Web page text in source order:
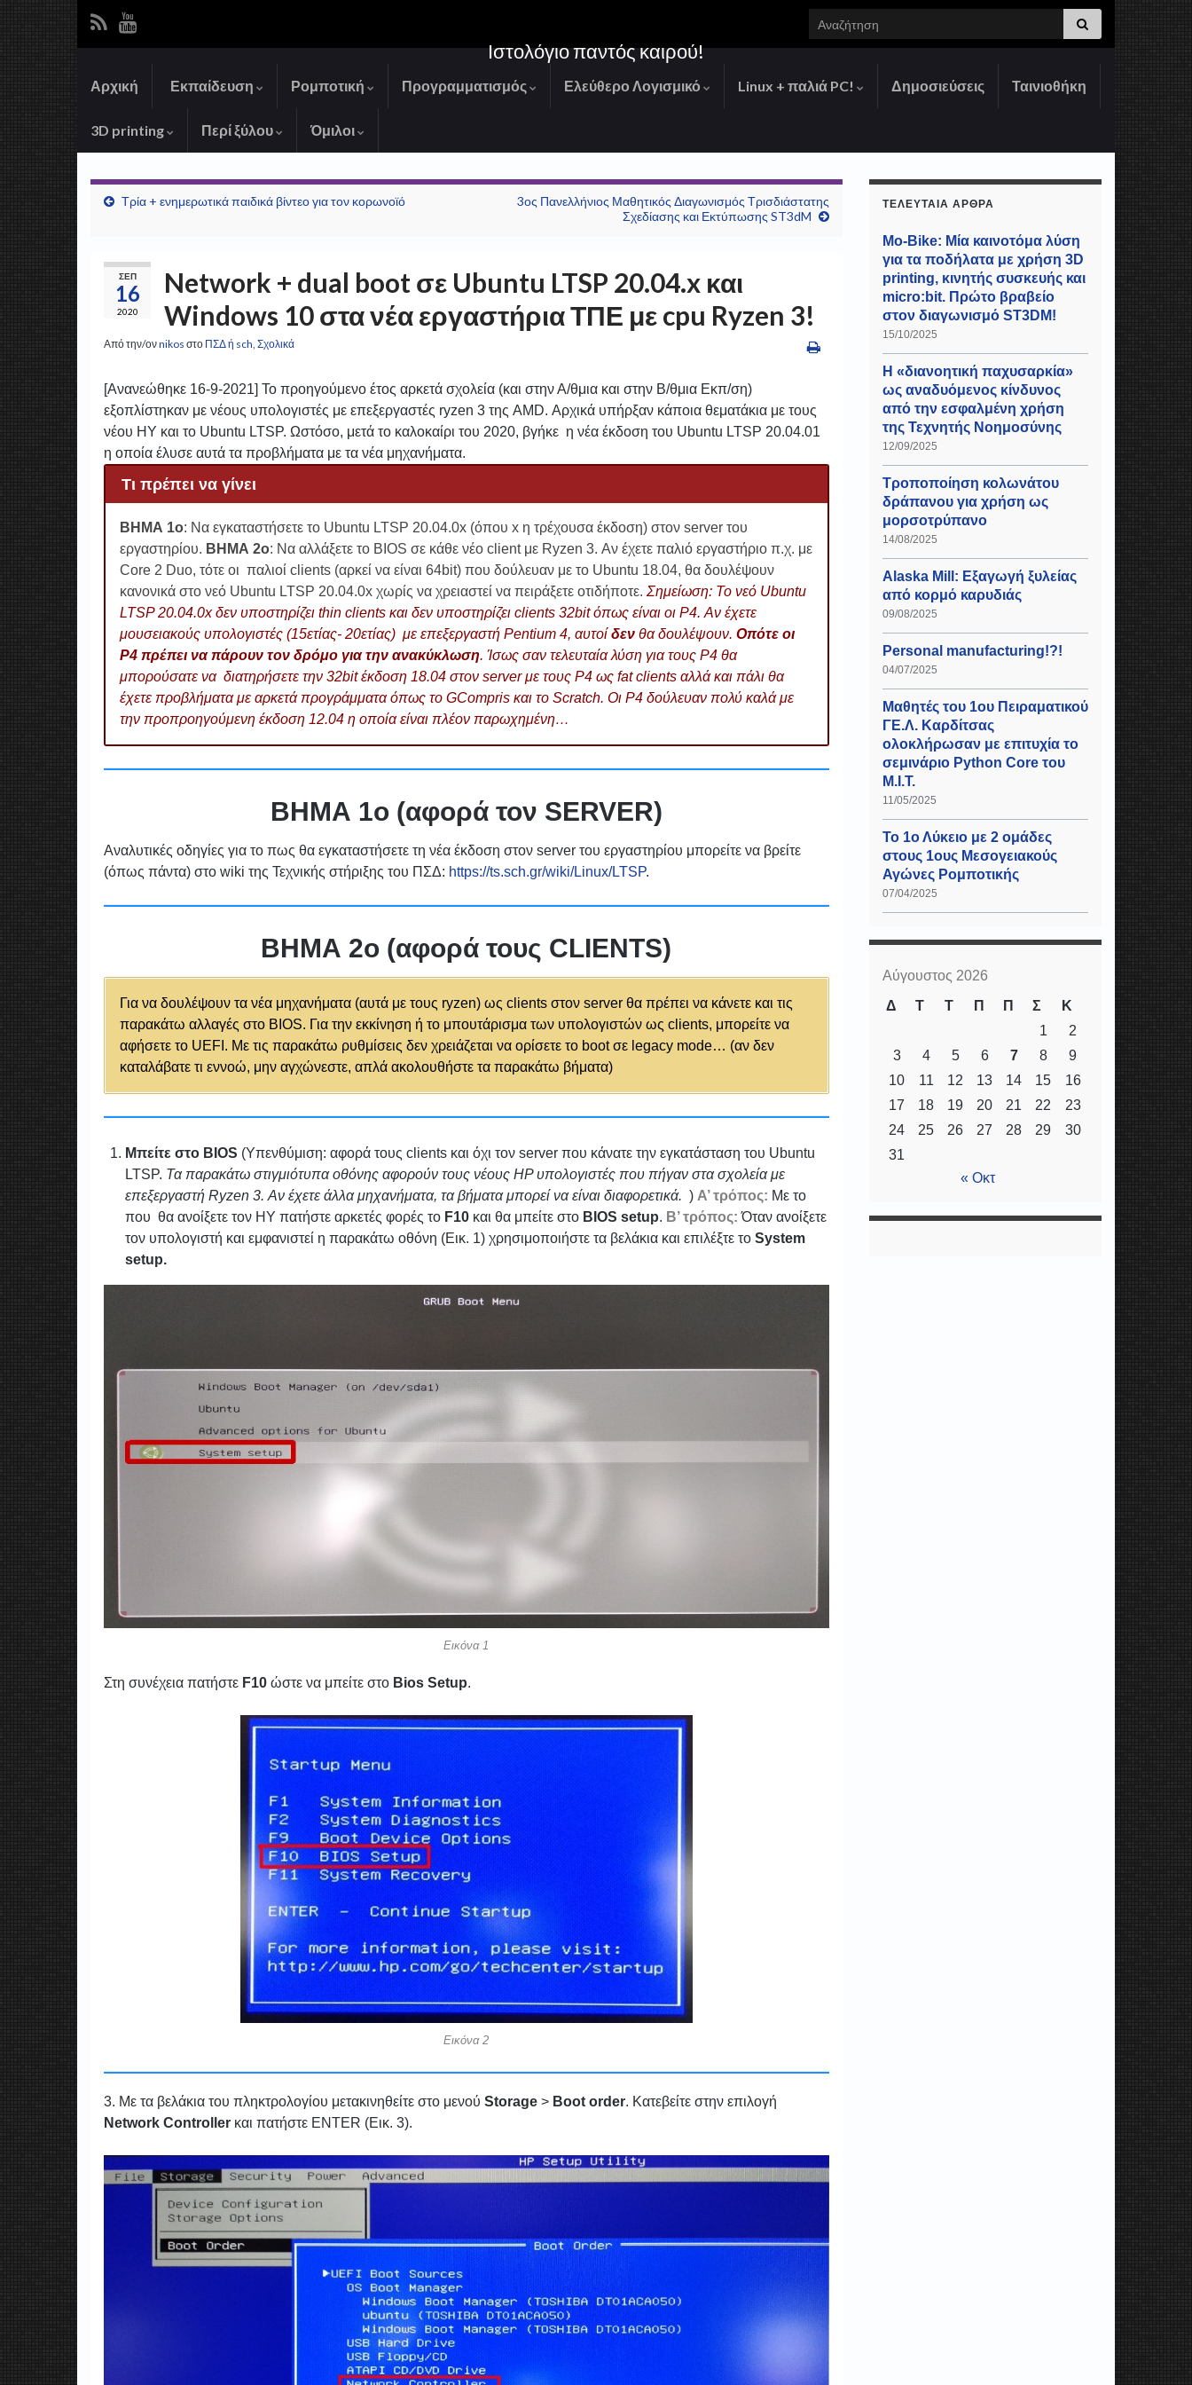
Search for:
Ιστολόγιο παντός καιρού!
Αρχική Εκπαίδευση Ρομποτική Προγραμματισμός Ελεύθερο Λογισμικό Linux + παλιά PC! Δημοσιεύσεις Ταινιοθήκη
3D printing Περί ξύλου Όμιλοι
Τρία + ενημερωτικά παιδικά βίντεο για τον κορωνοϊό
3ος Πανελλήνιος Μαθητικός Διαγωνισμός Τρισδιάστατης
Σχεδίασης και Εκτύπωσης ST3dM
ΣΕΠ
16
2020
Network + dual boot σε Ubuntu LTSP 20.04.x και
Windows 10 στα νέα εργαστήρια ΤΠΕ με cpu Ryzen 3!
Από την/ονnikos στο ΠΣΔ ή sch, Σχολικά
[Ανανεώθηκε 16-9-2021] Το προηγούμενο έτος αρκετά σχολεία (και στην Α/θμια και στην Β/θμια Εκπ/ση)
εξοπλίστηκαν με νέους υπολογιστές με επεξεργαστές ryzen 3 της AMD. Αρχικά υπήρξαν κάποια θεματάκια με τους
νέου ΗΥ και το Ubuntu LTSP. Ωστόσο, μετά το καλοκαίρι του 2020, βγήκε η νέα έκδοση του Ubuntu LTSP 20.04.01
η οποία έλυσε αυτά τα προβλήματα με τα νέα μηχανήματα.
Τι πρέπει να γίνει
ΒΗΜΑ 1ο: Να εγκαταστήσετε το Ubuntu LTSP 20.04.0x (όπου x η τρέχουσα έκδοση) στον server του
εργαστηρίου. ΒΗΜΑ 2ο: Να αλλάξετε το BIOS σε κάθε νέο client με Ryzen 3. Αν έχετε παλιό εργαστήριο π.χ. με
Core 2 Duo, τότε οι παλιοί clients (αρκεί να είναι 64bit) που δούλευαν με το Ubuntu 18.04, θα δουλέψουν
κανονικά στο νεό Ubuntu LTSP 20.04.0x χωρίς να χρειαστεί να πειράξετε οτιδήποτε. Σημείωση: Το νεό Ubuntu
LTSP 20.04.0x δεν υποστηρίζει thin clients και δεν υποστηρίζει clients 32bit όπως είναι οι P4. Αν έχετε
μουσειακούς υπολογιστές (15ετίας- 20ετίας) με επεξεργαστή Pentium 4, αυτοί δεν θα δουλέψουν. Οπότε οι
P4 πρέπει να πάρουν τον δρόμο για την ανακύκλωση. Ίσως σαν τελευταία λύση για τους P4 θα
μπορούσατε να διατηρήσετε την 32bit έκδοση 18.04 στον server με τους P4 ως fat clients αλλά και πάλι θα
έχετε προβλήματα με αρκετά προγράμματα όπως το GCompris και το Scratch. Οι P4 δούλευαν πολύ καλά με
την προπροηγούμενη έκδοση 12.04 η οποία είναι πλέον παρωχημένη…
ΒΗΜΑ 1ο (αφορά τον SERVER)
Αναλυτικές οδηγίες για το πως θα εγκαταστήσετε τη νέα έκδοση στον server του εργαστηρίου μπορείτε να βρείτε
(όπως πάντα) στο wiki της Τεχνικής στήριξης του ΠΣΔ: https://ts.sch.gr/wiki/Linux/LTSP.
ΒΗΜΑ 2ο (αφορά τους CLIENTS)
Για να δουλέψουν τα νέα μηχανήματα (αυτά με τους ryzen) ως clients στον server θα πρέπει να κάνετε και τις
παρακάτω αλλαγές στο BIOS. Για την εκκίνηση ή το μπουτάρισμα των υπολογιστών ως clients, μπορείτε να
αφήσετε το UEFI. Με τις παρακάτω ρυθμίσεις δεν χρειάζεται να ορίσετε το boot σε legacy mode… (αν δεν
καταλάβατε τι εννοώ, μην αγχώνεστε, απλά ακολουθήστε τα παρακάτω βήματα)
Μπείτε στο BIOS (Υπενθύμιση: αφορά τους clients και όχι τον server που κάνατε την εγκατάσταση του Ubuntu
LTSP. Τα παρακάτω στιγμιότυπα οθόνης αφορούν τους νέους HP υπολογιστές που πήγαν στα σχολεία με
επεξεργαστή Ryzen 3. Αν έχετε άλλα μηχανήματα, τα βήματα μπορεί να είναι διαφορετικά. ) Α’ τρόπος: Με το
που θα ανοίξετε τον ΗΥ πατήστε αρκετές φορές το F10 και θα μπείτε στο BIOS setup. Β’ τρόπος: Όταν ανοίξετε
τον υπολογιστή και εμφανιστεί η παρακάτω οθόνη (Εικ. 1) χρησιμοποιήστε τα βελάκια και επιλέξτε το System
setup.
Εικόνα 1
Στη συνέχεια πατήστε F10 ώστε να μπείτε στο Bios Setup.
Εικόνα 2
3. Με τα βελάκια του πληκτρολογίου μετακινηθείτε στο μενού Storage > Boot order. Κατεβείτε στην επιλογή
Network Controller και πατήστε ENTER (Εικ. 3).
ΤΕΛΕΥΤΑΊΑ ΆΡΘΡΑ
Mo-Bike: Μία καινοτόμα λύση
για τα ποδήλατα με χρήση 3D
printing, κινητής συσκευής και
micro:bit. Πρώτο βραβείο
στον διαγωνισμό ST3DM!
15/10/2025
Η «διανοητική παχυσαρκία»
ως αναδυόμενος κίνδυνος
από την εσφαλμένη χρήση
της Τεχνητής Νοημοσύνης
12/09/2025
Τροποποίηση κολωνάτου
δράπανου για χρήση ως
μορσοτρύπανο
14/08/2025
Alaska Mill: Εξαγωγή ξυλείας
από κορμό καρυδιάς
09/08/2025
Personal manufacturing!?!
04/07/2025
Μαθητές του 1ου Πειραματικού
ΓΕ.Λ. Καρδίτσας
ολοκλήρωσαν με επιτυχία το
σεμινάριο Python Core του
Μ.Ι.Τ.
11/05/2025
Το 1ο Λύκειο με 2 ομάδες
στους 1ους Μεσογειακούς
Αγώνες Ρομποτικής
07/04/2025
Αύγουστος 2026
Δ
Τ Τ Π Π Σ
Κ
1
2
3
4 5 6 7 8
9
10
11 12 13 14 15
16
17
18 19 20 21 22
23
24
25 26 27 28 29
30
31
« Οκτ